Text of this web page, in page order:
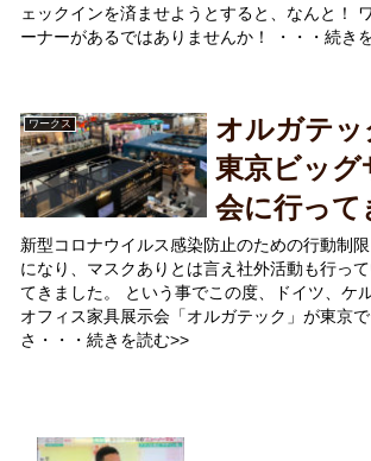
ェックインを済ませようとすると、なんと！
ーナーがあるではありませんか！ ・・・続き
ワークス
オルガテッ
東京ビッグ
会に行って
新型コロナウイルス感染防止のための行動制
になり、マスクありとは言え社外活動も行っ
てきました。 という事でこの度、ドイツ、ケ
オフィス家具展示会「オルガテック」が東京
さ・・・続きを読む>>